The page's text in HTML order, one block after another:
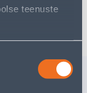
teenuste